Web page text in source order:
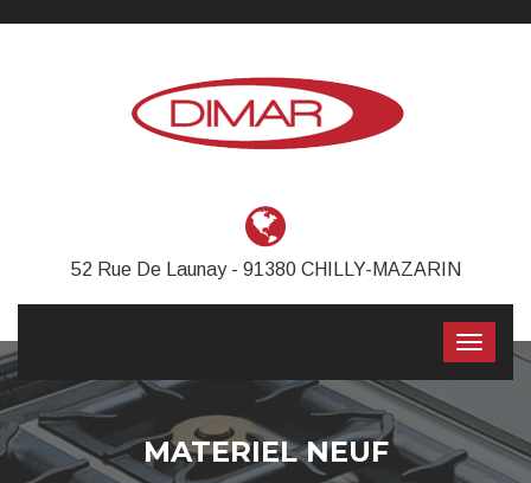
52 Rue De Launay - 91380 CHILLY-MAZARIN
MATERIEL NEUF